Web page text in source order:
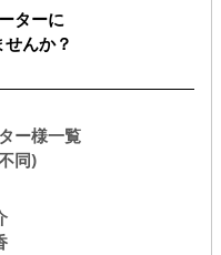
ターに
んか？
ー様一覧
同)